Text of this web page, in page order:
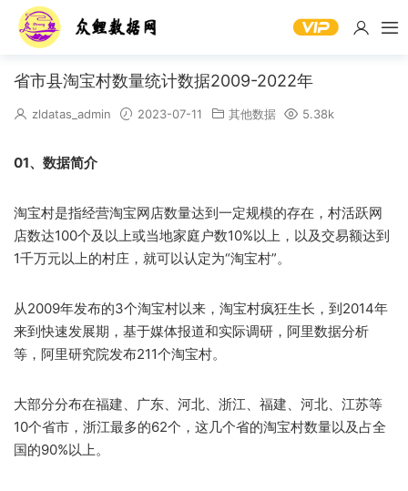
省市县淘宝村数量统计数据2009-2022年
zldatas_admin 2023-07-11 其他数据 5.38k
01、数据简介
淘宝村是指经营淘宝网店数量达到一定规模的存在，村活跃网
店数达100个及以上或当地家庭户数10%以上，以及交易额达到
1千万元以上的村庄，就可以认定为“淘宝村”。
从2009年发布的3个淘宝村以来，淘宝村疯狂生长，到2014年
来到快速发展期，基于媒体报道和实际调研，阿里数据分析
等，阿里研究院发布211个淘宝村。
大部分分布在福建、广东、河北、浙江、福建、河北、江苏等
10个省市，浙江最多的62个，这几个省的淘宝村数量以及占全
国的90%以上。